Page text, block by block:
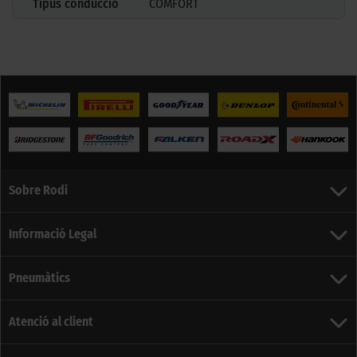
Tipus conducció
COMFORT
Sobre Rodi
Informació Legal
Pneumàtics
Atenció al client